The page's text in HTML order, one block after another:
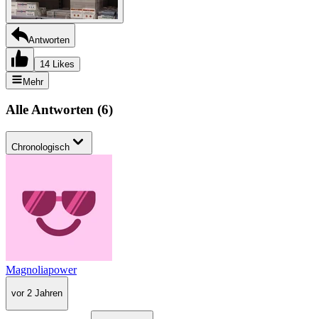
Antworten
14 Likes
Mehr
Alle Antworten (6)
Chronologisch
Magnoliapower
vor 2 Jahren